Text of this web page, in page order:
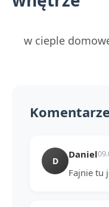
w cieple
Komentarze
D
Daniel
Fajnie tu